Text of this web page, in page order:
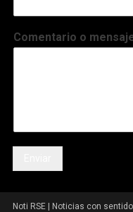
Comentario o
Noti RSE | Noticias con